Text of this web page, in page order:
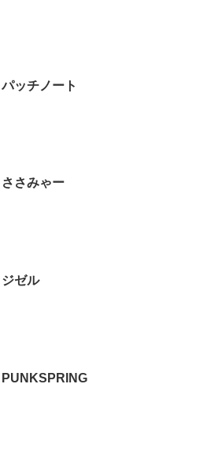
パッチノート
ささみゃー
ジゼル
PUNKSPRING